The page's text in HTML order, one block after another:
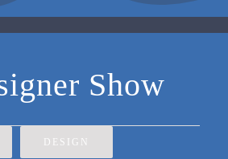
Show
DESIGN